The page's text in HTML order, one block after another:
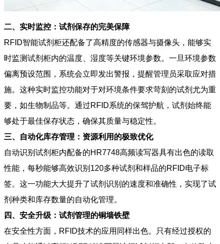
二、实时监控：试剂保存的完美保障
RFID智能试剂柜还配备了高精度的传感器与摄像头，能够实
时监测试剂柜内的温度、湿度等关键环境参数。一旦环境参数
偏离预设范围，系统会立即发出警报，提醒管理员采取应对措
施。这种实时监控功能对于对环境条件要求苛刻的试剂尤为重
要，如生物制品等。通过RFID系统的保驾护航，试剂始终能
够处于最佳保存状态，确保其质量与稳定性。
三、自动化库存管理：资源利用的极致优化
自动识别试剂柜内配备的HR7748高频读写器具有出色的读取
性能，每秒能够高效识别120多种试剂和样品的RFID电子标
签。这一功能大大提升了试剂识别的速度和准确性，实现了试
剂种类和库存数量的自动化管理。
四、安全升级：试剂管理的铜墙铁壁
在安全性方面，RFID技术的应用同样出色。只有经过授权的